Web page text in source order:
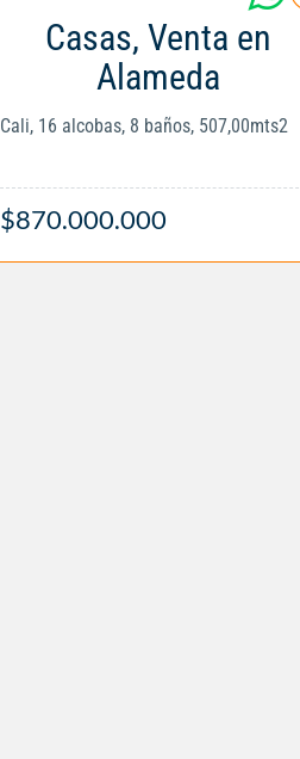
Casas, Venta en
Alameda
Cali, 16 alcobas, 8 baños, 507,00mts2
$870.000.000